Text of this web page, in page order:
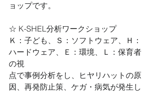
ョップです。
☆ K-SHEL分析ワークショップ
Ｋ：子ども、Ｓ：ソフトウェア、Ｈ：
ハードウェア、Ｅ：環境、Ｌ：保育者
の視
点で事例分析をし、ヒヤリハットの原
因、再発防止策、ケガ・病気が発生し